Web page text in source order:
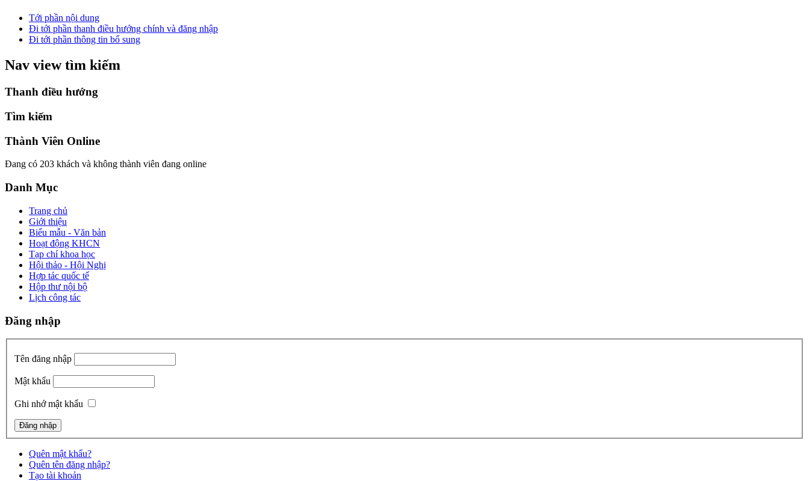
Tới phần nội dung
Đi tới phần thanh điều hướng chính và đăng nhập
Đi tới phần thông tin bổ sung
Nav view tìm kiếm
Thanh điều hướng
Tìm kiếm
Thành Viên Online
Đang có 203 khách và không thành viên đang online
Danh Mục
Trang chủ
Giới thiệu
Biểu mẫu - Văn bản
Hoạt động KHCN
Tạp chí khoa học
Hội thảo - Hội Nghị
Hợp tác quốc tế
Hộp thư nội bộ
Lịch công tác
Đăng nhập
Tên đăng nhập
Mật khẩu
Ghi nhớ mật khẩu
Quên mật khẩu?
Quên tên đăng nhập?
Tạo tài khoản